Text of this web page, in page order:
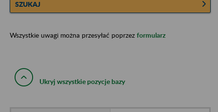
SZUKAJ
Wszystkie uwagi można przesyłać poprzez formularz
Ukryj wszystkie pozycje bazy